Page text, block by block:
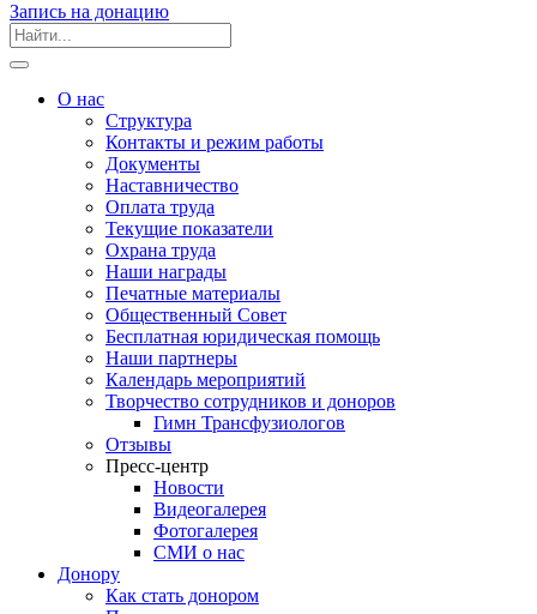
Запись на дoнацию
О нас
Структура
Контакты и режим работы
Документы
Наставничество
Оплата труда
Текущие показатели
Охрана труда
Наши награды
Печатные материалы
Общественный Совет
Бесплатная юридическая помощь
Наши партнеры
Календарь мероприятий
Творчество сотрудников и доноров
Гимн Трансфузиологов
Отзывы
Пресс-центр
Новости
Видеогалерея
Фотогалерея
СМИ о нас
Донору
Как стать донором